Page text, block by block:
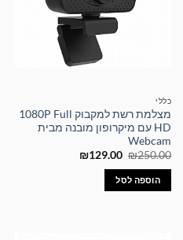
כללי
מצלמת רשת למקבוק 1080P Full
HD עם מיקרופון מובנה מבית
Webcam
₪250.00
המחיר
היה:
₪250.00.
₪129.00
המחיר
הוספה לסל